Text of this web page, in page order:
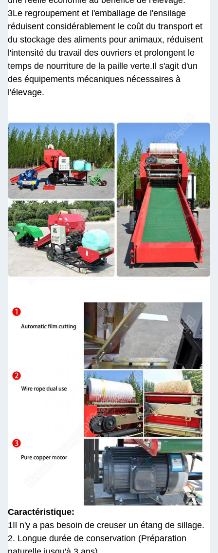
3Le regroupement et l'emballage de l'ensilage
réduisent considérablement le coût du transport et
du stockage des aliments pour animaux, réduisent
l'intensité du travail des ouvriers et prolongent le
temps de nourriture de la paille verte.Il s'agit d'un
des équipements mécaniques nécessaires à
l'élevage.
Caractéristique:
1Il n'y a pas besoin de creuser un étang de sillage.
2. Longue durée de conservation (Préparation